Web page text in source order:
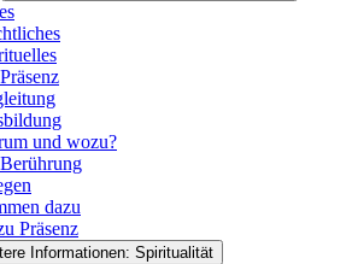
und wozu?
dazu
Präsenz
Informationen: Spiritualität